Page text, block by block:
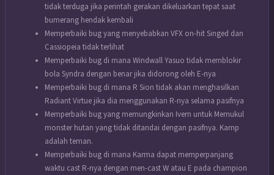
tidak terduga jika perintah gerakan dikeluarkan tepat saat
bumerang hendak kembali
Memperbaiki bug yang menyebabkan VFX on-hit Singed dan
Cassiopeia tidak terlihat
Memperbaiki bug di mana Windwall Yasuo tidak memblokir
bola Syndra dengan benar jika didorong oleh E-nya
Memperbaiki bug di mana R Sion tidak akan menghasilkan
Radiant Virtue jika dia menggunakan R-nya selama pasifnya
Memperbaiki bug yang memungkinkan Ivern untuk Memukul
monster hutan yang tidak ditandai dengan pasifnya. Kamp
adalah teman.
Memperbaiki bug di mana Karma dapat memperpanjang
waktu cast R-nya dengan men-cast W atau E pada champion